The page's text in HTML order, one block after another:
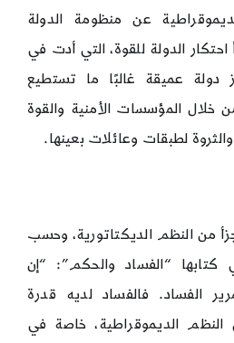
عن منظومة الدولة
الدولة للقوة، التي أدت في
دولة عميقة غالبًا ما تستطيع
خلال المؤسسات الأمنية والقوة
لطبقات وعائلات بعينها.
من النظم الديكتاتورية، وحسب
“الفساد والحكم”: “إن
الفساد. فالفساد لديه قدرة
الديموقراطية، خاصة في